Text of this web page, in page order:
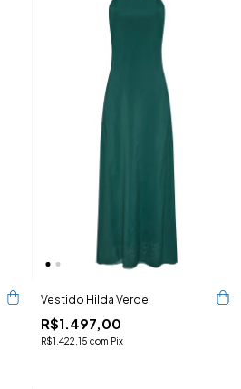
Vestido Hilda Verde
R$1.497,00
R$1.422,15 com Pix